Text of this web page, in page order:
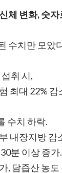
체 변화, 숫
수치만 모았
취 시,
최대 22% 감
수치 하락.
내장지방 감
분 이상 증가.
, 담즙산 농도